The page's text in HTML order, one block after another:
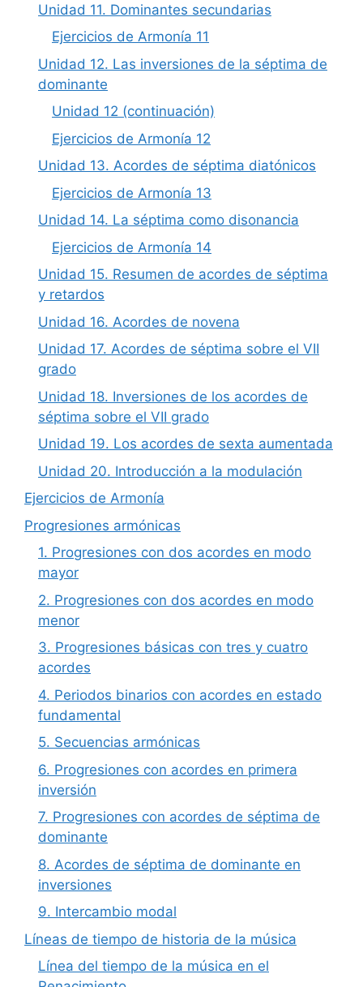
Unidad 11. Dominantes secundarias
Ejercicios de Armonía 11
Unidad 12. Las inversiones de la séptima de
dominante
Unidad 12 (continuación)
Ejercicios de Armonía 12
Unidad 13. Acordes de séptima diatónicos
Ejercicios de Armonía 13
Unidad 14. La séptima como disonancia
Ejercicios de Armonía 14
Unidad 15. Resumen de acordes de séptima
y retardos
Unidad 16. Acordes de novena
Unidad 17. Acordes de séptima sobre el VII
grado
Unidad 18. Inversiones de los acordes de
séptima sobre el VII grado
Unidad 19. Los acordes de sexta aumentada
Unidad 20. Introducción a la modulación
Ejercicios de Armonía
Progresiones armónicas
1. Progresiones con dos acordes en modo
mayor
2. Progresiones con dos acordes en modo
menor
3. Progresiones básicas con tres y cuatro
acordes
4. Periodos binarios con acordes en estado
fundamental
5. Secuencias armónicas
6. Progresiones con acordes en primera
inversión
7. Progresiones con acordes de séptima de
dominante
8. Acordes de séptima de dominante en
inversiones
9. Intercambio modal
Líneas de tiempo de historia de la música
Línea del tiempo de la música en el